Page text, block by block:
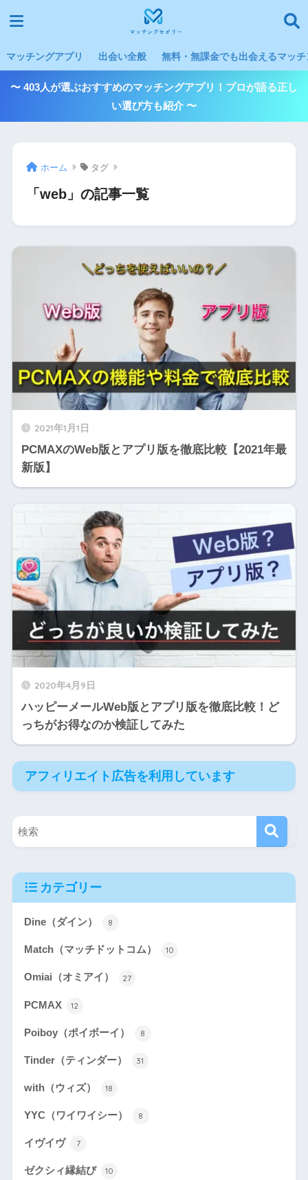
マッチングアプリ 出会い全般 無料・無課金でも出会えるマッ
〜 403人が選ぶおすすめのマッチングアプリ！プロが語る正し
い選び方も紹介 〜
ホーム タグ
「web」の記事一覧
2021年1月1日
PCMAXのWeb版とアプリ版を徹底比較【2021年最
新版】
2020年4月9日
ハッピーメールWeb版とアプリ版を徹底比較！ど
っちがお得なのか検証してみた
アフィリエイト広告を利用しています
カテゴリー
Dine（ダイン） 8
Match（マッチドットコム） 10
Omiai（オミアイ） 27
PCMAX 12
Poiboy（ポイボーイ） 8
Tinder（ティンダー） 31
with（ウィズ） 18
YYC（ワイワイシー） 8
イヴイヴ 7
ゼクシィ縁結び 10